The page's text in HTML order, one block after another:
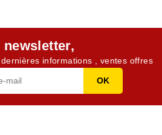
newsletter,
informations , ventes offres